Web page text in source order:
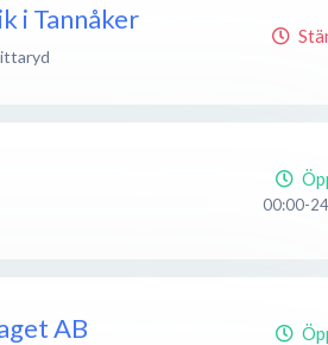
i Tannåker
00:00-
AB